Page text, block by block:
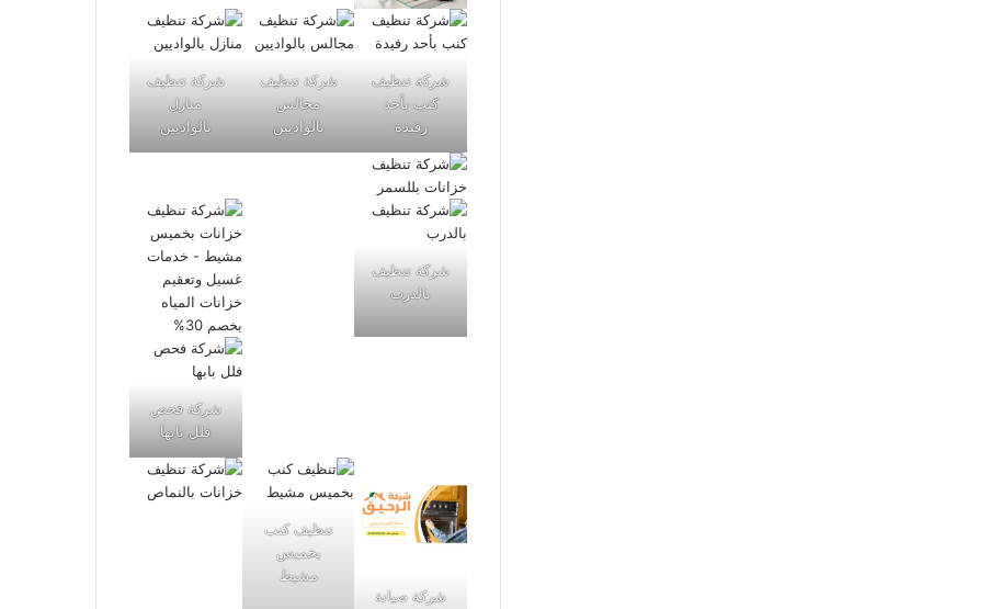
شركة تنظيف
كنب بأحد
رفيدة
شركة تنظيف
مجالس
بالواديين
شركة تنظيف
منازل
بالواديين
شركة تنظيف
بالدرب
شركة فحص
فلل بابها
شركة صيانة
تنظيف كنب
بخميس
مشيط